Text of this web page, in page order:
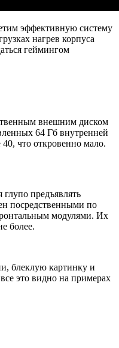
эффективную систему
нагрев корпуса
геймингом
внешним диском
64 Гб внутренней
40, что откровенно мало.
глупо предъявлять
посредственными по
модулями. Их
более.
блеклую картинку и
это видно на примерах